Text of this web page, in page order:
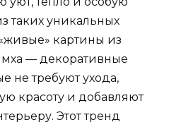
таких уникальных
картины из
— декоративные
не требуют ухода,
красоту и добавляют
Этот тренд